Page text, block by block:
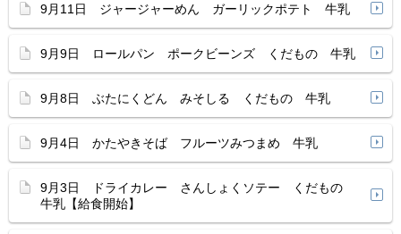
9月11日 ジャージャーめん ガーリックポテト 牛乳
9月9日 ロールパン ポークビーンズ くだもの 牛乳
9月8日 ぶたにくどん みそしる くだもの 牛乳
9月4日 かたやきそば フルーツみつまめ 牛乳
9月3日 ドライカレー さんしょくソテー くだもの
牛乳【給食開始】